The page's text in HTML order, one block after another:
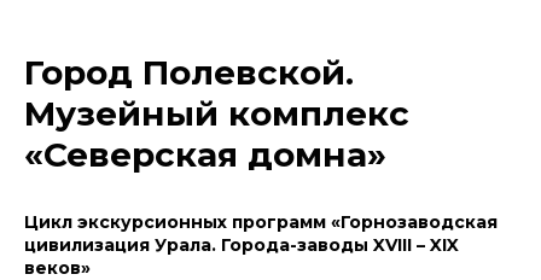
Город Полевской.
Музейный комплекс
«Северская домна»
Цикл экскурсионных программ «Горнозаводская
цивилизация Урала. Города-заводы XVIII – XIX
веков»